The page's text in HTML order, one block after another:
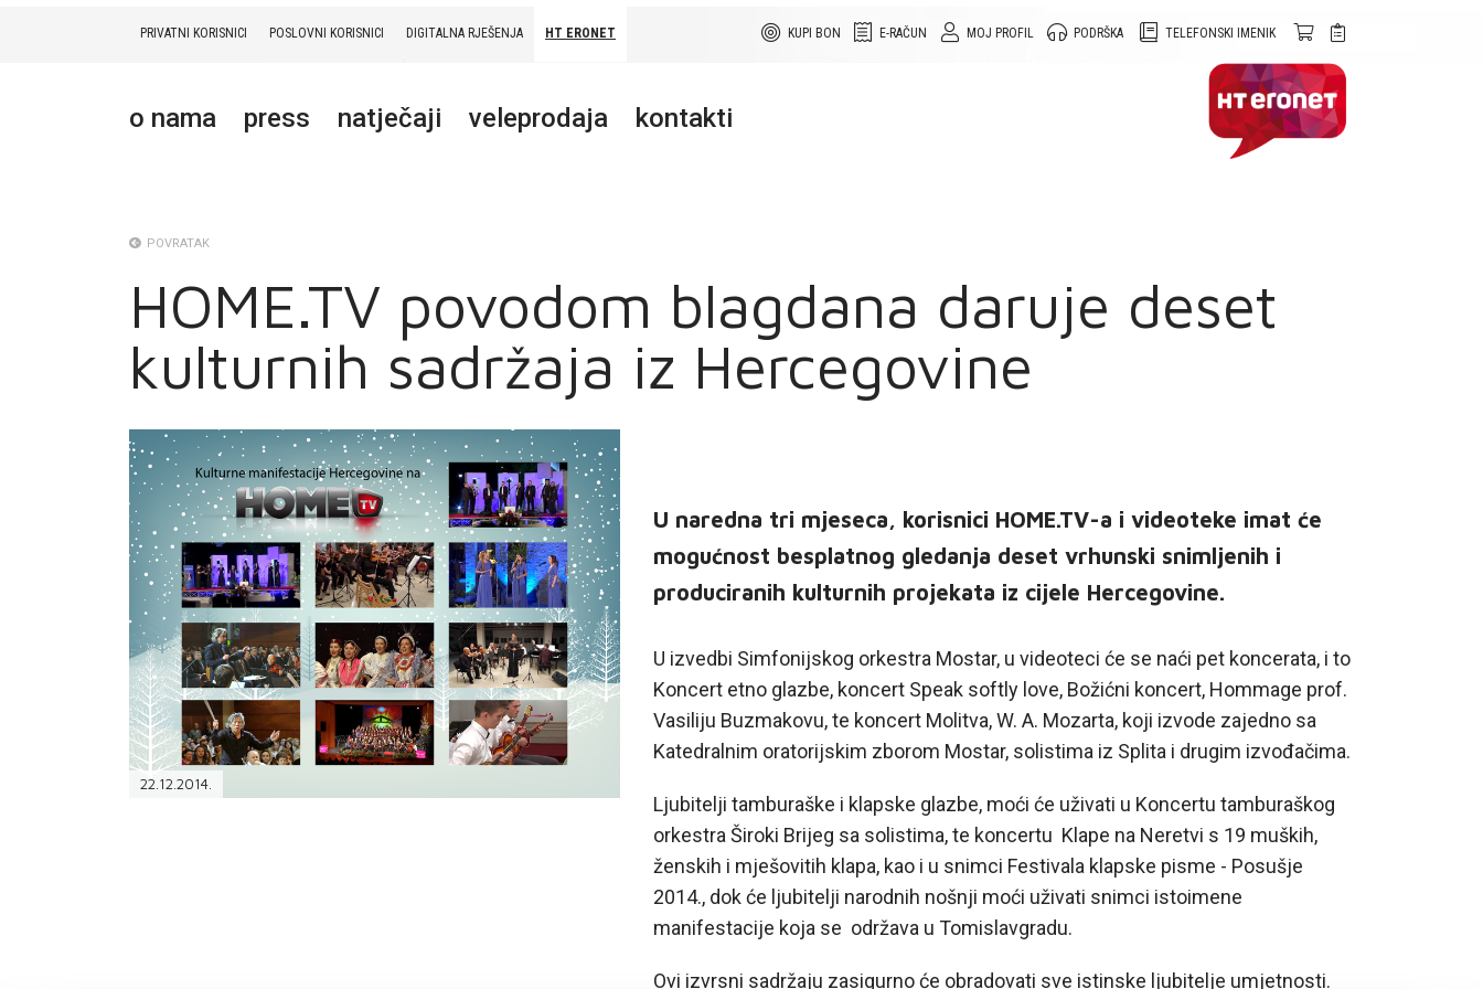
TELEFONSKI IMENIK
PODRŠKA
MOJ PROFIL
E-RAČUN
KUPI BON
PRIVATNI KORISNICI POSLOVNI KORISNICI DIGITALNA RJEŠENJA HT ERONET
o nama press natječaji veleprodaja kontakti
TELEFONSKI IMENIK
POVRATAK
HOME.TV povodom blagdana daruje deset
kulturnih sadržaja iz Hercegovine
22.12.2014.
U naredna tri mjeseca, korisnici HOME.TV-a i videoteke imat će
mogućnost besplatnog gledanja deset vrhunski snimljenih i
produciranih kulturnih projekata iz cijele Hercegovine.
U izvedbi Simfonijskog orkestra Mostar, u videoteci će se naći pet koncerata, i to
Koncert etno glazbe, koncert Speak softly love, Božićni koncert, Hommage prof.
Vasiliju Buzmakovu, te koncert Molitva, W. A. Mozarta, koji izvode zajedno sa
Katedralnim oratorijskim zborom Mostar, solistima iz Splita i drugim izvođačima.
Ljubitelji tamburaške i klapske glazbe, moći će uživati u Koncertu tamburaškog
orkestra Široki Brijeg sa solistima, te koncertu Klape na Neretvi s 19 muških,
ženskih i mješovitih klapa, kao i u snimci Festivala klapske pisme - Posušje
2014., dok će ljubitelji narodnih nošnji moći uživati snimci istoimene
manifestacije koja se održava u Tomislavgradu.
Ovi izvrsni sadržaju zasigurno će obradovati sve istinske ljubitelje umjetnosti.